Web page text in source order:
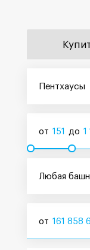
Пентхаусы
от 151 до 1
Любая
от 161 858